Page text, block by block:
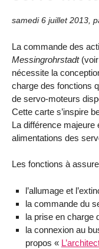
samedi 6 juillet 2013
La commande des
Messingrohrstadt
nécessite la
charge des fonctions
de servo-moteurs
Cette carte s’inspire
La différence majeure
alimentations des
Les fonctions à
l’allumage et
la commande du
la prise en charge
la connexion au
propos «